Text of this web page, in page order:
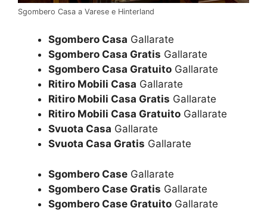
Sgombero Casa a Varese e Hinterland
Sgombero Casa Gallarate
Sgombero Casa Gratis Gallarate
Sgombero Casa Gratuito Gallarate
Ritiro Mobili Casa Gallarate
Ritiro Mobili Casa Gratis Gallarate
Ritiro Mobili Casa Gratuito Gallarate
Svuota Casa Gallarate
Svuota Casa Gratis Gallarate
Sgombero Case Gallarate
Sgombero Case Gratis Gallarate
Sgombero Case Gratuito Gallarate